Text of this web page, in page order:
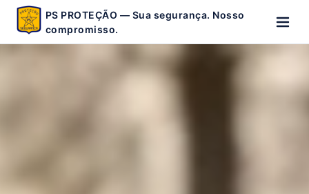
PS PROTEÇÃO — Sua segurança. Nosso
compromisso.